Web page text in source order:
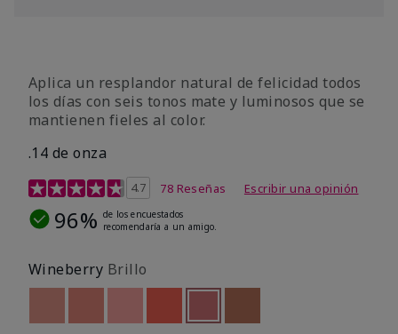
Aplica un resplandor natural de felicidad todos
los días con seis tonos mate y luminosos que se
mantienen fieles al color.
.14 de onza
Calificación de clientes de 4,3 de 5
4.7 78 Reseñas Escribir una opinión
96% de los encuestados
recomendaría a un amigo.
Wineberry Brillo
Out of stockOut of stockseleccionado
Out of stock